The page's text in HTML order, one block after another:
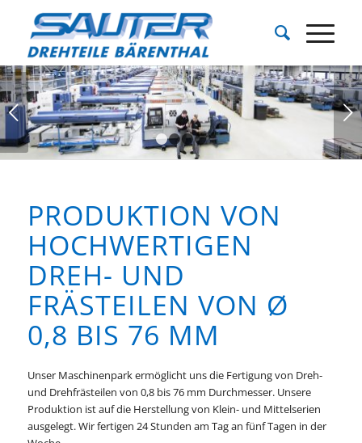
Weiter
PRODUKTION VON
HOCHWERTIGEN
DREH- UND
FRÄSTEILEN VON Ø
0,8 BIS 76 MM
Unser Maschinenpark ermöglicht uns die Fertigung von Dreh-
und Drehfrästeilen von 0,8 bis 76 mm Durchmesser. Unsere
Produktion ist auf die Herstellung von Klein- und Mittelserien
ausgelegt. Wir fertigen 24 Stunden am Tag an fünf Tagen in der